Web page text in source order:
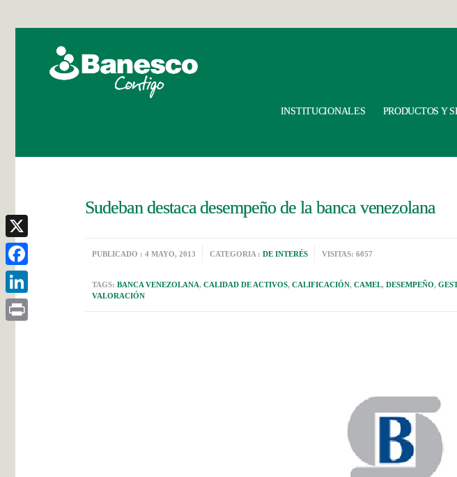
INSTITUCIONALES PRODUCTOS Y
Sudeban destaca desempeño de la banca venezolana
PUBLICADO : 4 MAYO, 2013 CATEGORIA :DE INTERÉS VISITAS: 6057
TAGS:BANCA VENEZOLANA,CALIDAD DE ACTIVOS,CALIFICACIÓN,CAMEL,DESEMPEÑO,
VALORACIÓN
X
Facebook
LinkedIn